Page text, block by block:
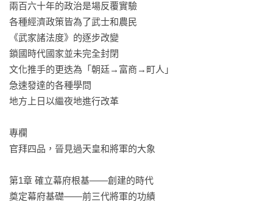
兩百六十年的政治是場反覆實驗
各種經濟政策皆為了武士和農民
《武家諸法度》的逐步改變
鎖國時代國家並未完全封閉
文化推手的更迭為「朝廷→富商→町人」
急速發達的各種學問
地方上日以繼夜地進行改革
專欄
官拜四品，晉見過天皇和將軍的大象
第1章 確立幕府根基——創建的時代
奠定幕府基礎——前三代將軍的功績